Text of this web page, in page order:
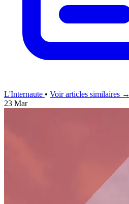
L'Internaute • Voir articles similaires →
23 Mar